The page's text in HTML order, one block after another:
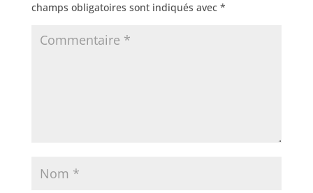
champs obligatoires sont indiqués avec *